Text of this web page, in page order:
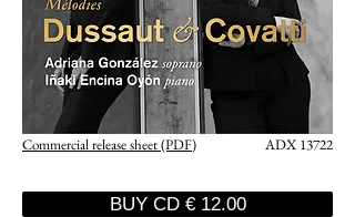
Commercial release sheet (PDF) ADX 13722
BUY CD € 12.00